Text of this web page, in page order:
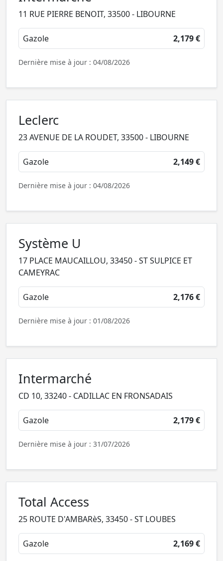
11 RUE PIERRE BENOIT, 33500 - LIBOURNE
Gazole 2,179 €
Dernière mise à jour : 04/08/2026
Leclerc
23 AVENUE DE LA ROUDET, 33500 - LIBOURNE
Gazole 2,149 €
Dernière mise à jour : 04/08/2026
Système U
17 PLACE MAUCAILLOU, 33450 - ST SULPICE ET
CAMEYRAC
Gazole 2,176 €
Dernière mise à jour : 01/08/2026
Intermarché
CD 10, 33240 - CADILLAC EN FRONSADAIS
Gazole 2,179 €
Dernière mise à jour : 31/07/2026
Total Access
25 ROUTE D'AMBARèS, 33450 - ST LOUBES
Gazole 2,169 €